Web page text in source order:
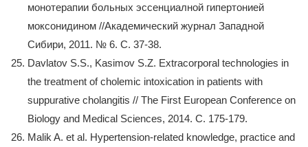
монотерапии больных эссенциалной гипертонией
моксонидином //Академический журнал Западной
Сибири, 2011. № 6. С. 37-38.
Davlatov S.S., Kasimov S.Z. Extracorporal technologies in
the treatment of cholemic intoxication in patients with
suppurative cholangitis // The First European Conference on
Biology and Medical Sciences, 2014. С. 175-179.
Malik A. et al. Hypertension-related knowledge, practice and